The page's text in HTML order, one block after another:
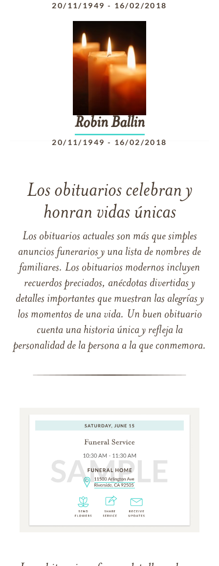
20/11/1949 - 16/02/2018
Robin Ballin
20/11/1949 - 16/02/2018
Los obituarios celebran y
honran vidas únicas
Los obituarios actuales son más que simples
anuncios funerarios y una lista de nombres de
familiares. Los obituarios modernos incluyen
recuerdos preciados, anécdotas divertidas y
detalles importantes que muestran las alegrías y
los momentos de una vida. Un buen obituario
cuenta una historia única y refleja la
personalidad de la persona a la que conmemora.